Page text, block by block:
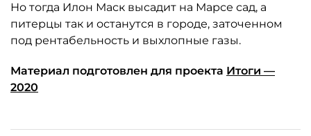
Но тогда Илон Маск высадит на Марсе сад, а
питерцы так и останутся в городе, заточенном
под рентабельность и выхлопные газы.
Материал подготовлен для проекта Итоги —
2020